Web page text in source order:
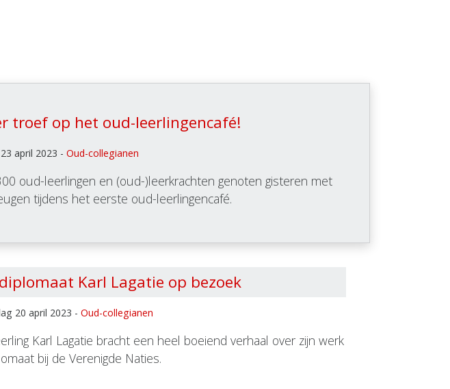
troef op het oud-leerlingencafé!
april 2023 - Oud-collegianen
oud-leerlingen en (oud-)leerkrachten genoten gisteren met
tijdens het eerste oud-leerlingencafé.
Karl Lagatie op bezoek
20 april 2023 -Oud-collegianen
Karl Lagatie bracht een heel boeiend verhaal over zijn werk
bij de Verenigde Naties.